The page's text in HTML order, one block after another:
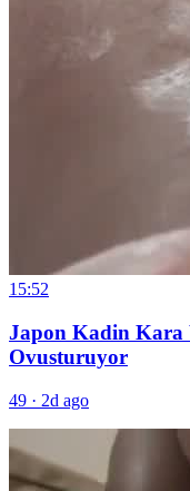
15:52
Japon Kadin
Ovusturuyor
49 · 2d ago